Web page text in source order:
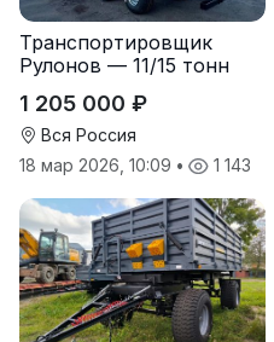
Транспортировщик
Рулонов — 11/15 тонн
1 205 000 ₽
Вся Россия
18 мар 2026, 10:09 • 1 143